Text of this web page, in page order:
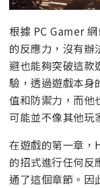
根據 PC Gamer
的反應力，沒有辦
避也能夠突破這
驗，透過遊戲本身
值和防禦力，而他
可能並不像其他玩
在遊戲的第一章
的招式進行任何反
通了這個章節。因